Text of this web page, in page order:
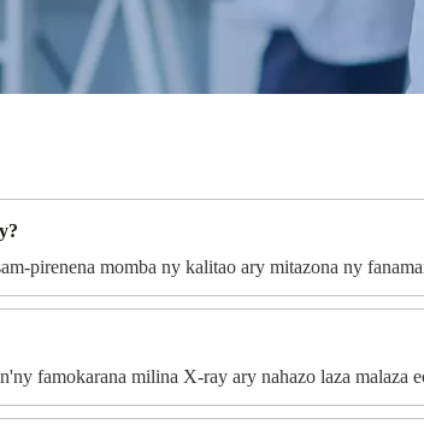
pirenena momba ny kalitao ary mitazona ny
famokarana milina X-ray ary nahazo laza malaza